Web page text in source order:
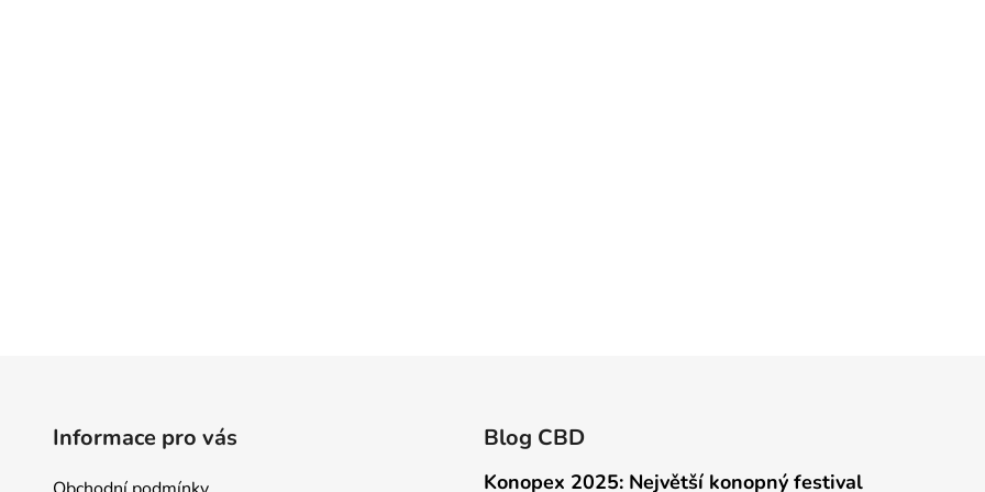
Informace pro vás Blog CBD
Konopex 2025: Největší konopný festival